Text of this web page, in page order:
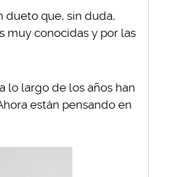
dueto que, sin duda,
muy conocidas y por las
lo largo de los años han
están pensando en